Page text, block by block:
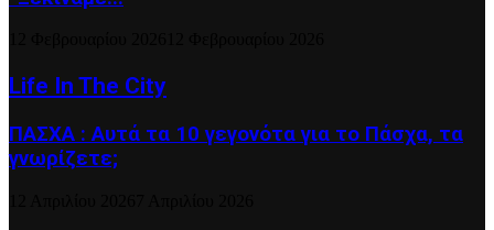
Life In The City
ΠΑΣΧΑ : Αυτά τα 10 γεγονότα για το Πάσχα, τα
γνωρίζετε;